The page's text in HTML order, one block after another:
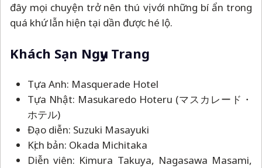
đây mọi chuyện trở nên thú vị với những bí ẩn trong
quá khứ lẫn hiện tại dần được hé lộ.
Khách Sạn Ngụy Trang
Tựa Anh: Masquerade Hotel
Tựa Nhật: Masukaredo Hoteru (マスカレード・
ホテル)
Đạo diễn: Suzuki Masayuki
Kịch bản: Okada Michitaka
Diễn viên: Kimura Takuya, Nagasawa Masami,